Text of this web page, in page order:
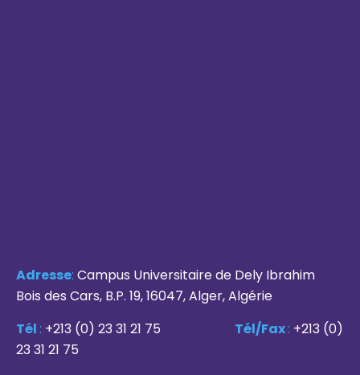
Adresse: Campus Universitaire de Dely Ibrahim
Bois des Cars, B.P. 19, 16047, Alger, Algérie
Tél : +213 (0) 23 31 21 75 Tél/Fax: +213 (0)
23 31 21 75